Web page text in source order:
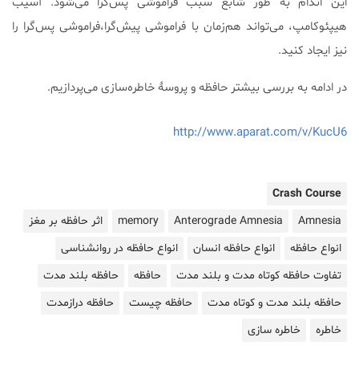
هیپئوکامپ، می‌تواند هم‌زمان با فراموشی پیش‌گرا،فراموشی پس‌گرا را
نیز ایجاد کنید.
در ادامه به بررسی بیشتر حافظه و پروسۀ خاطره‌سازی می‌پردازیم.
http://www.aparat.com/v/KucU6
Crash Course
Amnesia
Anterograde Amnesia
memory
اثر حافظه بر مغز
انواع حافظه
انواع حافظه انسان
انواع حافظه در روانشناسی
تفاوت حافظه کوتاه مدت و بلند مدت
حافظه
حافظه بلند مدت
حافظه بلند مدت و کوتاه مدت
حافظه چیست
حافظه درازمدت
خاطره
خاطره سازی